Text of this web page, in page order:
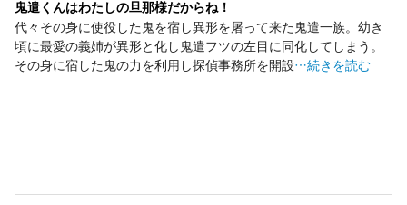
鬼遣くんはわたしの旦那様だからね！
代々その身に使役した鬼を宿し異形を屠って来た鬼遣一族。幼き
頃に最愛の義姉が異形と化し鬼遣フツの左目に同化してしまう。
その身に宿した鬼の力を利用し探偵事務所を開設…続きを読む